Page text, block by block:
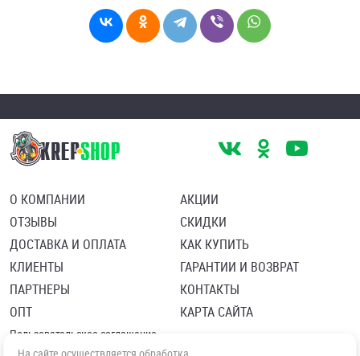
О КОМПАНИИ
ОТЗЫВЫ
ДОСТАВКА И ОПЛАТА
КЛИЕНТЫ
ПАРТНЕРЫ
ОПТ
АКЦИИ
СКИДКИ
КАК КУПИТЬ
ГАРАНТИИ И ВОЗВРАТ
КОНТАКТЫ
КАРТА САЙТА
Пользовательское соглашение
Политика в отношении обработки персональных данных